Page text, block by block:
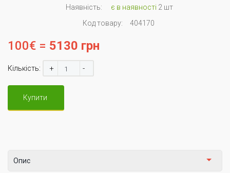
Наявність: є в наявності 2 шт
Код товару:
404170
100€ = 5130 грн
Кількість: + -
Купити
Опис